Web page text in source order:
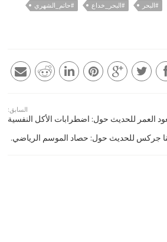
#البحر #البحر_خداع
#حاتم_الشهري
السابق:
العمر للحديث حول: اضطرابات الأكل النفسية
جركس للحديث حول: حصاد الموسم الرياضي.